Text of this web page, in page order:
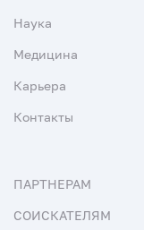
Наука
Медицина
Карьера
Контакты
ПАРТНЕРАМ
СОИСКАТЕЛЯМ